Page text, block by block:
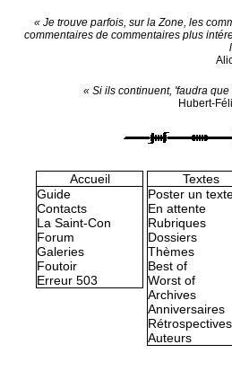
« Je trouve parfois, sur la Zone, les
commentaires de commentaires plus
« Si ils continuent, 'faudra que
Hubert-
Accueil
Guide
Contacts
La Saint-Con
Forum
Galeries
Foutoir
Erreur 503
Textes
Poster un
En attente
Rubriques
Dossiers
Thèmes
Best of
Worst of
Archives
Anniversaires
Rétrospectives
Auteurs